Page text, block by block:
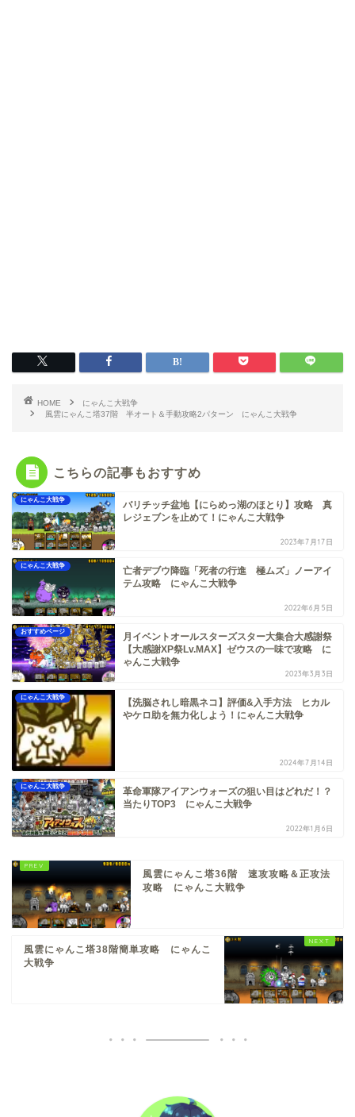
HOME
にゃんこ大戦争
風雲にゃんこ塔37階 半オート＆手動攻略2パターン にゃんこ大戦争
こちらの記事もおすすめ
にゃんこ大戦争
バリチッチ盆地【にらめっ湖のほとり】攻略 真
レジェブンを止めて！にゃんこ大戦争
2023年7月17日
にゃんこ大戦争
亡者デブウ降臨「死者の行進 極ムズ」ノーアイ
テム攻略 にゃんこ大戦争
2022年6月5日
おすすめページ
月イベントオールスターズスター大集合大感謝祭
【大感謝XP祭Lv.MAX】ゼウスの一味で攻略 に
ゃんこ大戦争
2023年3月3日
にゃんこ大戦争
【洗脳されし暗黒ネコ】評価&入手方法 ヒカル
やケロ助を無力化しよう！にゃんこ大戦争
2024年7月14日
にゃんこ大戦争
革命軍隊アイアンウォーズの狙い目はどれだ！？
当たりTOP3 にゃんこ大戦争
2022年1月6日
風雲にゃんこ塔36階 速攻攻略＆正攻法
攻略 にゃんこ大戦争
風雲にゃんこ塔38階簡単攻略 にゃんこ
大戦争